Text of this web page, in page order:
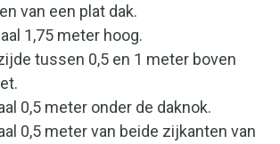
van een plat dak.
1,75 meter hoog.
tussen 0,5 en 1 meter boven
0,5 meter onder de daknok.
0,5 meter van beide zijkanten van